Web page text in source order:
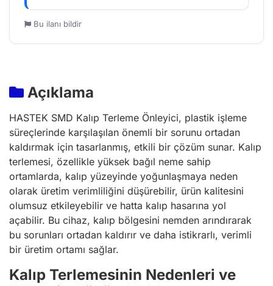
Bu ilanı bildir
Açıklama
HASTEK SMD Kalıp Terleme Önleyici, plastik işleme
süreçlerinde karşılaşılan önemli bir sorunu ortadan
kaldırmak için tasarlanmış, etkili bir çözüm sunar. Kalıp
terlemesi, özellikle yüksek bağıl neme sahip
ortamlarda, kalıp yüzeyinde yoğunlaşmaya neden
olarak üretim verimliliğini düşürebilir, ürün kalitesini
olumsuz etkileyebilir ve hatta kalıp hasarına yol
açabilir. Bu cihaz, kalıp bölgesini nemden arındırarak
bu sorunları ortadan kaldırır ve daha istikrarlı, verimli
bir üretim ortamı sağlar.
Kalıp Terlemesinin Nedenleri ve